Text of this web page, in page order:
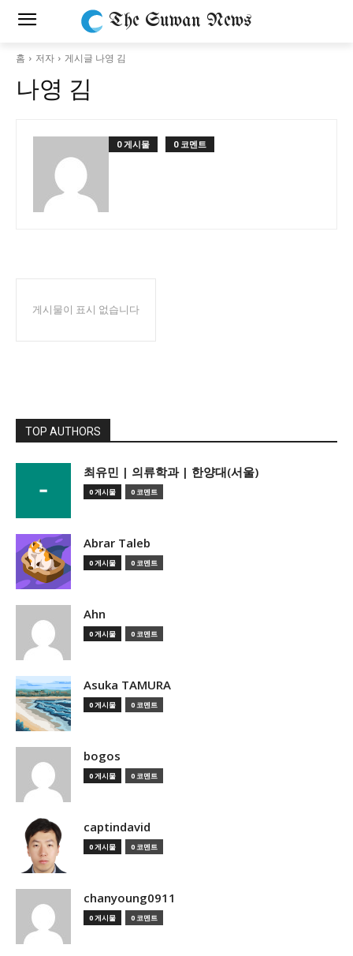
The Suwan News
홈 저자 게시글 나영 김
나영 김
0 게시물 0 코멘트
게시물이 표시 없습니다
TOP AUTHORS
­최유민 | 의류학과 | 한양대(서울)
0 게시물 0 코멘트
Abrar Taleb
0 게시물 0 코멘트
Ahn
0 게시물 0 코멘트
Asuka TAMURA
0 게시물 0 코멘트
bogos
0 게시물 0 코멘트
captindavid
0 게시물 0 코멘트
chanyoung0911
0 게시물 0 코멘트